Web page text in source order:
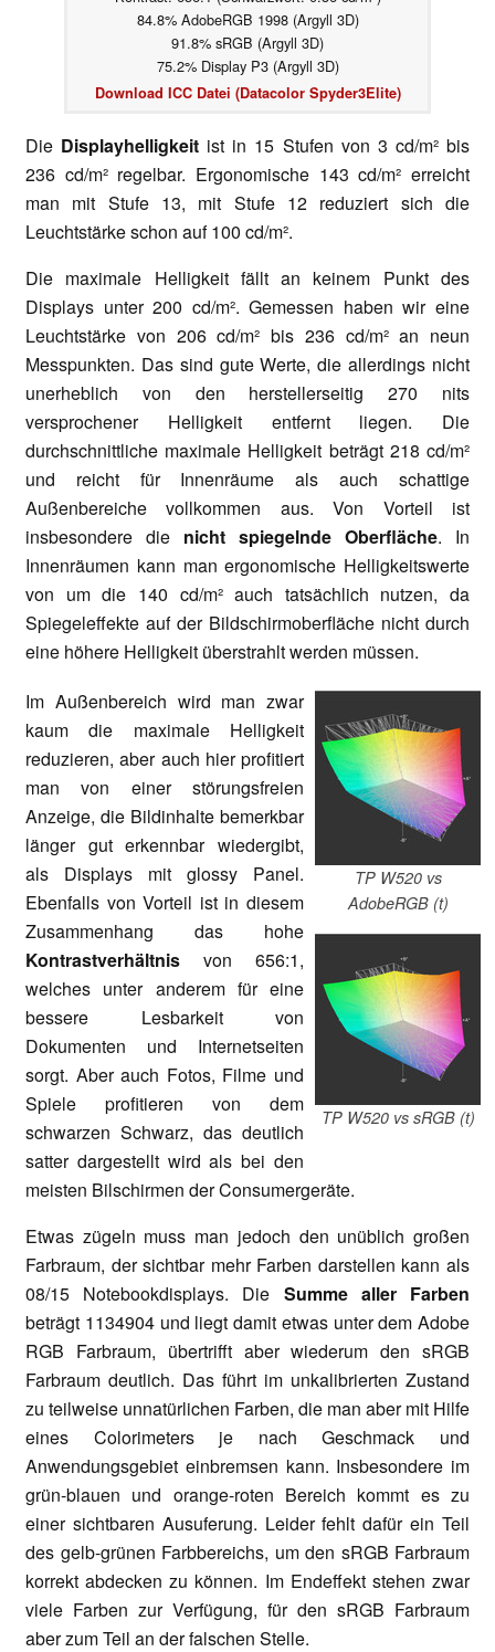
84.8% AdobeRGB 1998 (Argyll 3D)
91.8% sRGB (Argyll 3D)
75.2% Display P3 (Argyll 3D)
Download ICC Datei (Datacolor Spyder3Elite)
Die Displayhelligkeit ist in 15 Stufen von 3 cd/m² bis
236 cd/m² regelbar. Ergonomische 143 cd/m² erreicht
man mit Stufe 13, mit Stufe 12 reduziert sich die
Leuchtstärke schon auf 100 cd/m².
Die maximale Helligkeit fällt an keinem Punkt des
Displays unter 200 cd/m². Gemessen haben wir eine
Leuchtstärke von 206 cd/m² bis 236 cd/m² an neun
Messpunkten. Das sind gute Werte, die allerdings nicht
unerheblich von den herstellerseitig 270 nits
versprochener Helligkeit entfernt liegen. Die
durchschnittliche maximale Helligkeit beträgt 218 cd/m²
und reicht für Innenräume als auch schattige
Außenbereiche vollkommen aus. Von Vorteil ist
insbesondere die nicht spiegelnde Oberfläche. In
Innenräumen kann man ergonomische Helligkeitswerte
von um die 140 cd/m² auch tatsächlich nutzen, da
Spiegeleffekte auf der Bildschirmoberfläche nicht durch
eine höhere Helligkeit überstrahlt werden müssen.
TP W520 vs
AdobeRGB (t)
TP W520 vs sRGB (t)
Im Außenbereich wird man zwar
kaum die maximale Helligkeit
reduzieren, aber auch hier profitiert
man von einer störungsfreien
Anzeige, die Bildinhalte bemerkbar
länger gut erkennbar wiedergibt,
als Displays mit glossy Panel.
Ebenfalls von Vorteil ist in diesem
Zusammenhang das hohe
Kontrastverhältnis von 656:1,
welches unter anderem für eine
bessere Lesbarkeit von
Dokumenten und Internetseiten
sorgt. Aber auch Fotos, Filme und
Spiele profitieren von dem
schwarzen Schwarz, das deutlich
satter dargestellt wird als bei den
meisten Bilschirmen der Consumergeräte.
Etwas zügeln muss man jedoch den unüblich großen
Farbraum, der sichtbar mehr Farben darstellen kann als
08/15 Notebookdisplays. Die Summe aller Farben
beträgt 1134904 und liegt damit etwas unter dem Adobe
RGB Farbraum, übertrifft aber wiederum den sRGB
Farbraum deutlich. Das führt im unkalibrierten Zustand
zu teilweise unnatürlichen Farben, die man aber mit Hilfe
eines Colorimeters je nach Geschmack und
Anwendungsgebiet einbremsen kann. Insbesondere im
grün-blauen und orange-roten Bereich kommt es zu
einer sichtbaren Ausuferung. Leider fehlt dafür ein Teil
des gelb-grünen Farbbereichs, um den sRGB Farbraum
korrekt abdecken zu können. Im Endeffekt stehen zwar
viele Farben zur Verfügung, für den sRGB Farbraum
aber zum Teil an der falschen Stelle.